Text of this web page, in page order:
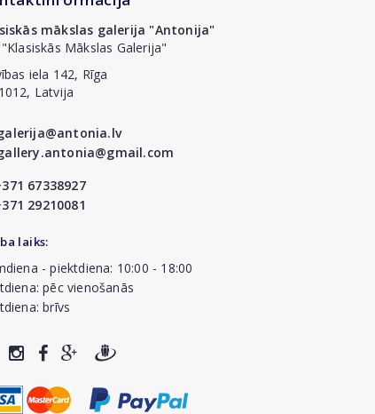
mākslas galerija "Antonija"
"Klasiskās Mākslas Galerija"
iela 142, Rīga
Latvija
67338927
29210081
laiks:
- piektdiena: 10:00 - 18:00
pēc vienošanās
brīvs